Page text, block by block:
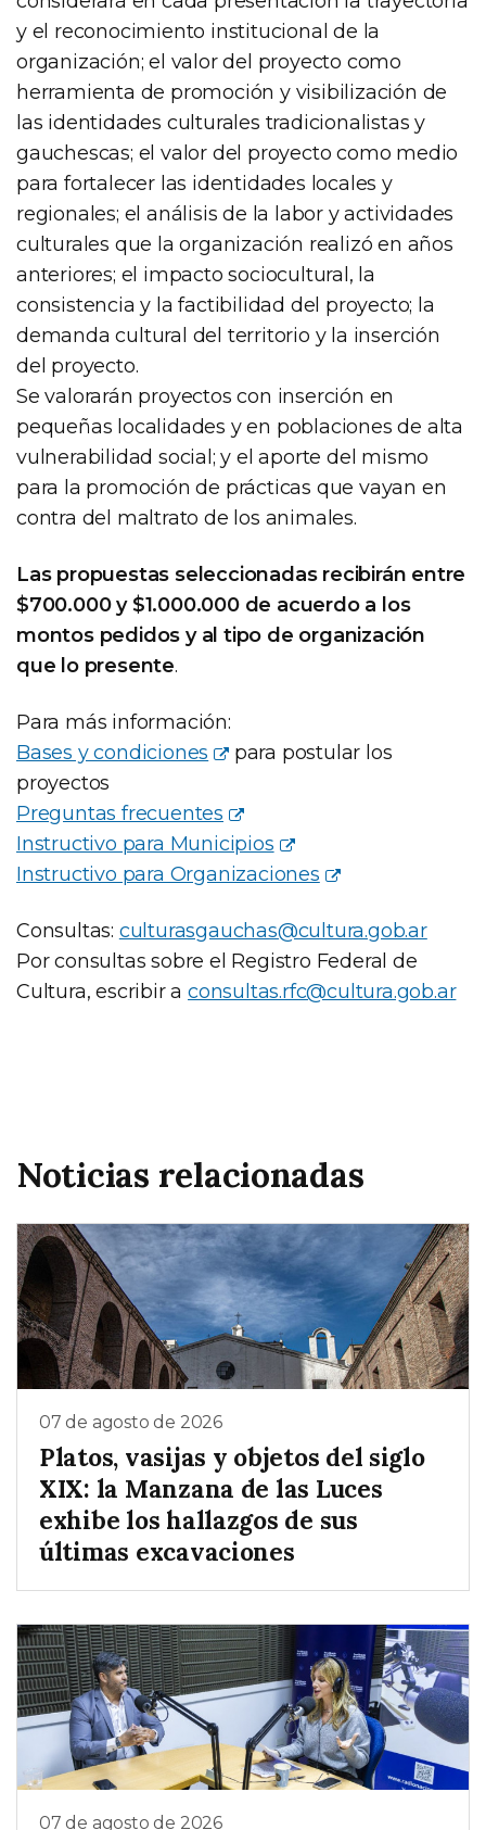
y el reconocimiento institucional de la
organización; el valor del proyecto como
herramienta de promoción y visibilización de
las identidades culturales tradicionalistas y
gauchescas; el valor del proyecto como medio
para fortalecer las identidades locales y
regionales; el análisis de la labor y actividades
culturales que la organización realizó en años
anteriores; el impacto sociocultural, la
consistencia y la factibilidad del proyecto; la
demanda cultural del territorio y la inserción
del proyecto.
Se valorarán proyectos con inserción en
pequeñas localidades y en poblaciones de alta
vulnerabilidad social; y el aporte del mismo
para la promoción de prácticas que vayan en
contra del maltrato de los animales.
Las propuestas seleccionadas recibirán entre
$700.000 y $1.000.000 de acuerdo a los
montos pedidos y al tipo de organización
que lo presente.
Para más información:
Bases y condiciones
para postular los
proyectos
Preguntas frecuentes
Instructivo para Municipios
Instructivo para Organizaciones
Consultas: culturasgauchas@cultura.gob.ar
Por consultas sobre el Registro Federal de
Cultura, escribir aconsultas.rfc@cultura.gob.ar
Noticias relacionadas
07 de agosto de 2026
Platos, vasijas y objetos del siglo
XIX: la Manzana de las Luces
exhibe los hallazgos de sus
últimas excavaciones
07 de agosto de 2026